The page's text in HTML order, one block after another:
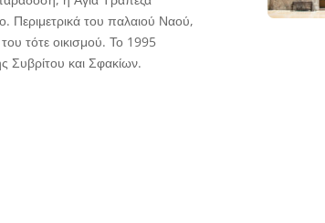
Περιμετρικά του παλαιού Ναού,
τότε οικισμού. Το 1995
και Σφακίων.